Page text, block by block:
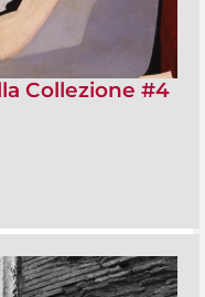
Collezione #4